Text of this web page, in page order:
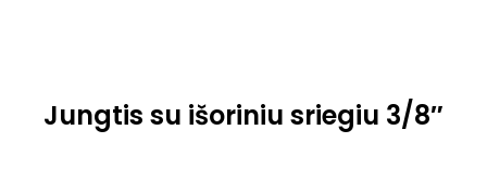
Jungtis su išoriniu sriegiu 3/8″